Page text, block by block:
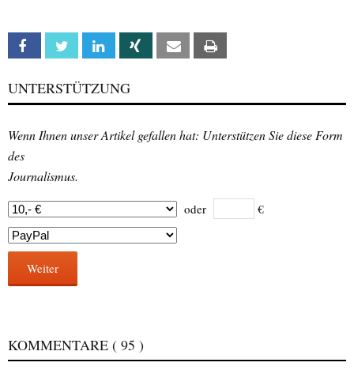
Facebook Twitter Linkedin Xing Email
UNTERSTÜTZUNG
Wenn Ihnen unser Artikel gefallen hat: Unterstützen Sie diese Form
des
Journalismus.
oder €
Weiter
KOMMENTARE ( 95 )